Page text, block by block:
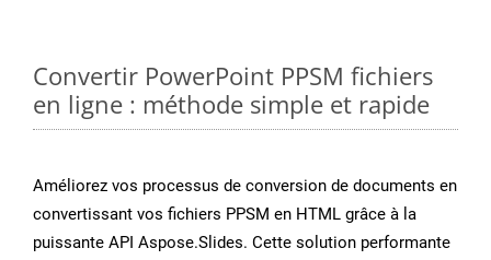
Convertir PowerPoint PPSM fichiers
en ligne : méthode simple et rapide
Améliorez vos processus de conversion de documents en
convertissant vos fichiers PPSM en HTML grâce à la
puissante API Aspose.Slides. Cette solution performante